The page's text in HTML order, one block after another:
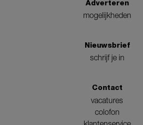
Adverteren
mogelijkheden
Nieuwsbrief
schrijf je in
Contact
vacatures
colofon